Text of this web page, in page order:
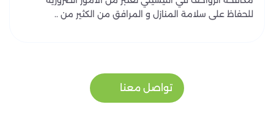
للحفاظ على سلامة المنازل و المرافق من الكثير من ..
تواصل معنا